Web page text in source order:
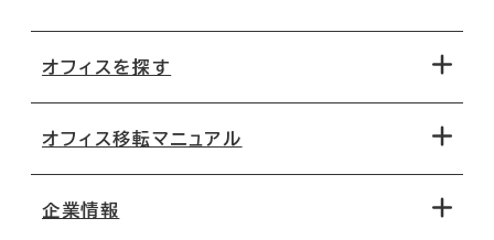
オフィスを探す
地図から探す
オフィス移転マニュアル
企業情報